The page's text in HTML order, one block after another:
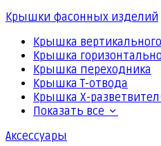
Крышки фасонных изделий
Крышка вертикального
Крышка
Крышка переходника
Крышка Т-отвода
Крышка Х-
Показать все
Аксессуары